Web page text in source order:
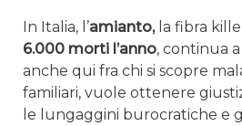
In Italia, l’amianto,la fibra
6.000 morti l’anno, continua
anche qui fra chi si scopre
familiari, vuole ottenere
le lungaggini burocratiche e